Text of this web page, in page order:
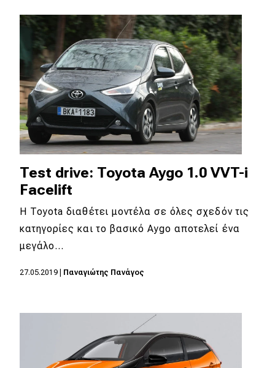
Test drive: Toyota Aygo 1.0 VVT-i
Facelift
Η Toyota διαθέτει μοντέλα σε όλες σχεδόν τις
κατηγορίες και το βασικό Aygo αποτελεί ένα
μεγάλο…
27.05.2019 Παναγιώτης Πανάγος